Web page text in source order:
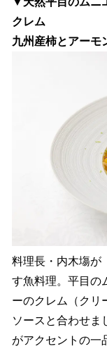
クレム
九州産柿とアーモ
料理長・内木塲が
す魚料理。平目の
ーのクレム（クリ
ソースと合わせま
がアクセントの一